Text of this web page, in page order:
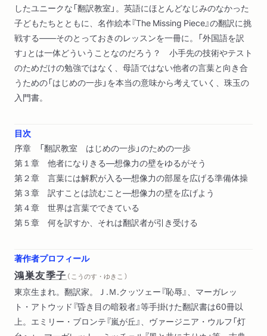
したユニークな「翻訳教室」。英語にほとんどなじみのなかった
子どもたちとともに、名作絵本『The Missing Piece』の翻訳に挑
戦する――そのとっておきのレッスンを一冊に。「外国語を訳
す」とは一体どういうことなのだろう？ 小手先の技術やテスト
のためだけの勉強ではなく、母語ではない他者の言葉と向き合
うための「はじめの一歩」を本当の意味から考えていく、珠玉の
入門書。
目次
序章 「翻訳教室 はじめの一歩」のための一歩
第１章 他者になりきる―想像力の壁をゆるがそう
第２章 言葉には解釈が入る―想像力の部屋を広げる準備体操
第３章 訳すことは読むこと―想像力の壁を広げよう
第４章 世界は言葉でできている
第５章 何を訳すか、それは翻訳者が引き受ける
著作者プロフィール
鴻巣友季子 （ こうのす・ゆきこ ）
東京生まれ。翻訳家。Ｊ.Ｍ.クッツェー『恥辱』、マーガレッ
ト・アトウッド『昏き目の暗殺者』等手掛けた翻訳書は60冊以
上。エミリー・ブロンテ『嵐が丘』、ヴァージニア・ウルフ「灯